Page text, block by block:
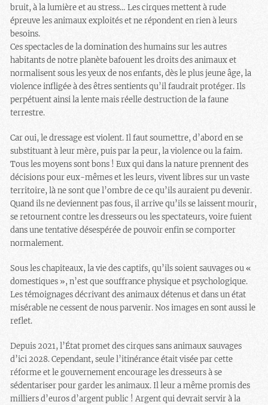
bruit, à la lumière et au stress… Les cirques mettent à rude
épreuve les animaux exploités et ne répondent en rien à leurs
besoins.
Ces spectacles de la domination des humains sur les autres
habitants de notre planète bafouent les droits des animaux et
normalisent sous les yeux de nos enfants, dès le plus jeune âge, la
violence infligée à des êtres sentients qu’il faudrait protéger. Ils
perpétuent ainsi la lente mais réelle destruction de la faune
terrestre.
Car oui, le dressage est violent. Il faut soumettre, d’abord en se
substituant à leur mère, puis par la peur, la violence ou la faim.
Tous les moyens sont bons ! Eux qui dans la nature prennent des
décisions pour eux-mêmes et les leurs, vivent libres sur un vaste
territoire, là ne sont que l’ombre de ce qu’ils auraient pu devenir.
Quand ils ne deviennent pas fous, il arrive qu’ils se laissent mourir,
se retournent contre les dresseurs ou les spectateurs, voire fuient
dans une tentative désespérée de pouvoir enfin se comporter
normalement.
Sous les chapiteaux, la vie des captifs, qu’ils soient sauvages ou «
domestiques », n’est que souffrance physique et psychologique.
Les témoignages décrivant des animaux détenus et dans un état
misérable ne cessent de nous parvenir. Nos images en sont aussi le
reflet.
Depuis 2021, l’État promet des cirques sans animaux sauvages
d’ici 2028. Cependant, seule l’itinérance était visée par cette
réforme et le gouvernement encourage les dresseurs à se
sédentariser pour garder les animaux. Il leur a même promis des
milliers d’euros d’argent public ! Argent qui devrait servir à la